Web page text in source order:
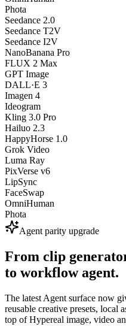
Phota
Seedance 2.0
Seedance T2V
Seedance I2V
NanoBanana Pro
FLUX 2 Max
GPT Image
DALL·E 3
Imagen 4
Ideogram
Kling 3.0 Pro
Hailuo 2.3
HappyHorse 1.0
Grok Video
Luma Ray
PixVerse v6
LipSync
FaceSwap
OmniHuman
Phota
Agent parity upgrade
From clip
to workflow agent.
The latest Agent surface now
reusable creative presets, local
top of Hypereal image, video